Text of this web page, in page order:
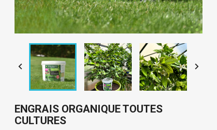
 
ENGRAIS ORGANIQUE TOUTES
CULTURES